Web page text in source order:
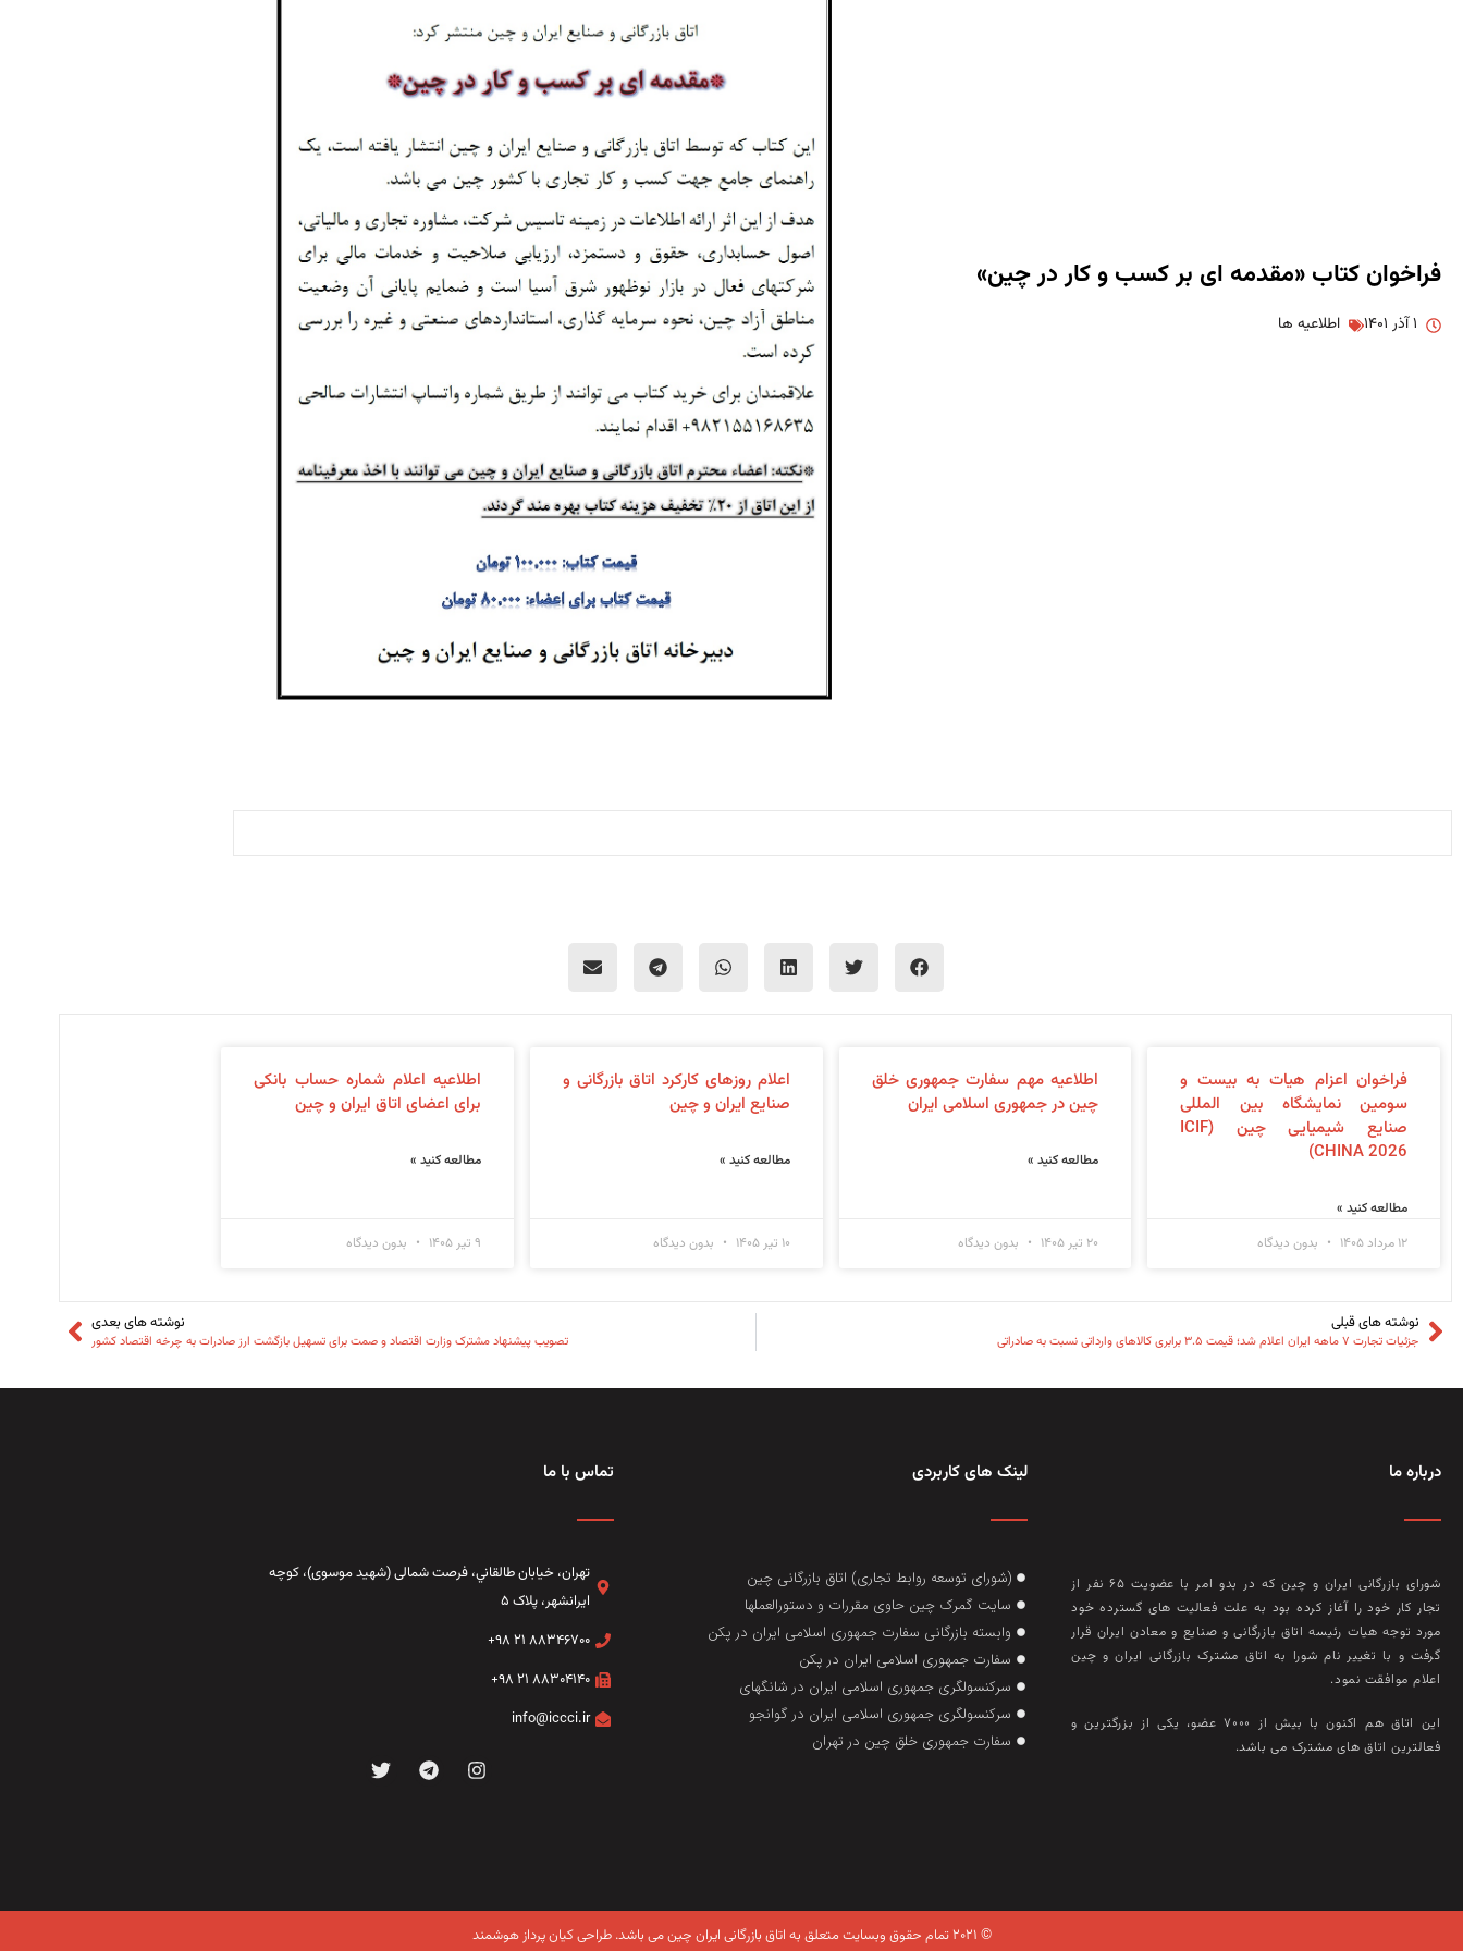
فراخوان کتاب «مقدمه ای بر کسب و کار در چین»
۱ آذر ۱۴۰۱ اطلاعیه ها
فراخوان اعزام هیات به بیست و
سومین نمایشگاه بین المللی
صنایع شیمیایی چین (ICIF
CHINA 2026)
مطالعه کنید »
۱۲ مرداد ۱۴۰۵
بدون دیدگاه
اطلاعیه مهم سفارت جمهوری خلق
چین در جمهوری اسلامی ایران
مطالعه کنید »
۲۰ تیر ۱۴۰۵ بدون دیدگاه
اعلام روزهای کارکرد اتاق بازرگانی و
صنایع ایران و چین
مطالعه کنید »
۱۰ تیر ۱۴۰۵ بدون دیدگاه
اطلاعیه اعلام شماره حساب بانکی
برای اعضای اتاق ایران و چین
مطالعه کنید »
۹ تیر ۱۴۰۵ بدون دیدگاه
نوشته های قبلی
جزئیات تجارت ۷ ماهه ایران اعلام شد؛ قیمت ۳.۵ برابری کالاهای وارداتی نسبت به صادراتی
نوشته های بعدی
تصویب پیشنهاد مشترک وزارت اقتصاد و صمت برای تسهیل بازگشت ارز صادرات به چرخه اقتصاد کشور
درباره ما
شورای بازرگانی ایران و چین که در بدو امر با عضويت ۶۵ نفر از
تجار کار خود را آغاز کرده بود به علت فعاليت‌ های گسترده خود
مورد توجه هيات رئيسه اتاق بازرگانی و صنايع و معادن ايران قرار
گرفت و با تغيير نام شورا به اتاق مشترک بازرگانی ايران و چين
اعلام موافقت نمود.
این اتاق هم‌ اکنون با بيش از ۷۰۰۰ عضو، يکی از بزرگترين و
فعالترين اتاق‌ های مشترک می باشد.
لینک های کاربردی
(شورای توسعه روابط تجاری) اتاق بازرگانی چین
سایت گمرک چین حاوی مقررات و دستورالعملها
وابسته بازرگانی سفارت جمهوری اسلامی ایران در پکن
سفارت جمهوری اسلامی ایران در پکن
سرکنسولگری جمهوری اسلامی ایران در شانگهای
سرکنسولگری جمهوری اسلامی ایران در گوانجو
سفارت جمهوری خلق چین در تهران
تماس با ما
تهران، خيابان طالقاني،‌ فرصت شمالی (شهید موسوی)، کوچه
ایرانشهر، پلاک ۵
۸۸۳۴۶۷۰۰ ۲۱ ۹۸+
۸۸۳۰۴۱۴۰ ۲۱ ۹۸+
info@iccci.ir
© ۲۰۲۱ تمام حقوق وبسایت متعلق به اتاق بازرگانی ایران چین می باشد. طراحی کیان پرداز هوشمند